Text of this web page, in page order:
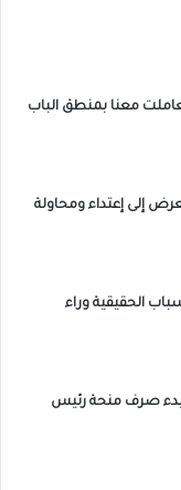
معنا بمنطق الباب
إلى إعتداء ومحاولة
الحقيقية وراء
بدء صرف منحة رئيس